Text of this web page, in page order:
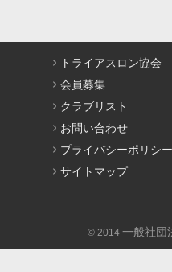
トライアスロン協会
会員募集
クラブリスト
お問い合わせ
プライバシーポリシー
サイトマップ
© 2014 一般社団